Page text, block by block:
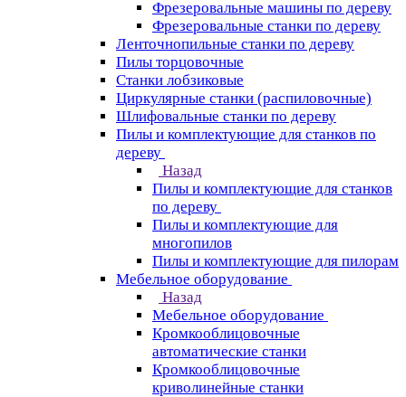
Фрезеровальные машины по дереву
Фрезеровальные станки по дереву
Ленточнопильные станки по дереву
Пилы торцовочные
Станки лобзиковые
Циркулярные станки (распиловочные)
Шлифовальные станки по дереву
Пилы и комплектующие для станков по
дереву
Назад
Пилы и комплектующие для станков
по дереву
Пилы и комплектующие для
многопилов
Пилы и комплектующие для пилорам
Мебельное оборудование
Назад
Мебельное оборудование
Кромкооблицовочные
автоматические станки
Кромкооблицовочные
криволинейные станки